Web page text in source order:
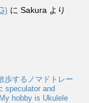
に Sakura より
歩するノマドトレー
speculator and
hobby is Ukulele